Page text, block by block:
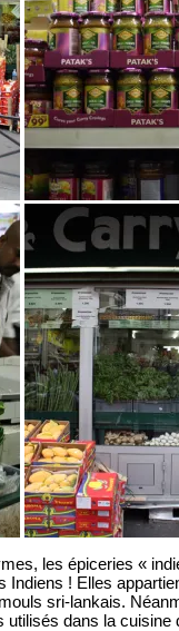
les épiceries «
Indiens ! Elles
sri-lankais.
utilisés dans la